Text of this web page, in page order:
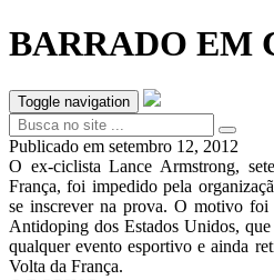
BARRADO EM
Toggle navigation
Publicado em setembro 12, 2012
O ex-ciclista Lance Armstrong,
França, foi impedido pela
se inscrever na prova. O motivo foi
Antidoping dos Estados Unidos,
qualquer evento esportivo e ainda
Volta da França.